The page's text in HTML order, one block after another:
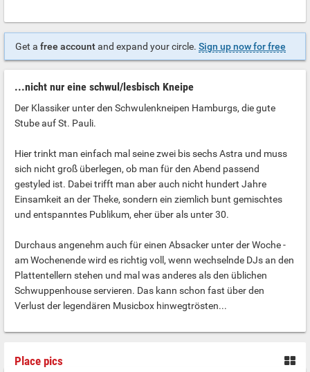
Get a free accountand expand your circle. Sign up now for free
...nicht nur eine schwul/lesbisch Kneipe
Der Klassiker unter den Schwulenkneipen Hamburgs, die gute
Stube auf St. Pauli.
Hier trinkt man einfach mal seine zwei bis sechs Astra und muss
sich nicht groß überlegen, ob man für den Abend passend
gestyled ist. Dabei trifft man aber auch nicht hundert Jahre
Einsamkeit an der Theke, sondern ein ziemlich bunt gemischtes
und entspanntes Publikum, eher über als unter 30.
Durchaus angenehm auch für einen Absacker unter der Woche -
am Wochenende wird es richtig voll, wenn wechselnde DJs an den
Plattentellern stehen und mal was anderes als den üblichen
Schwuppenhouse servieren. Das kann schon fast über den
Verlust der legendären Musicbox hinwegtrösten...
Place pics